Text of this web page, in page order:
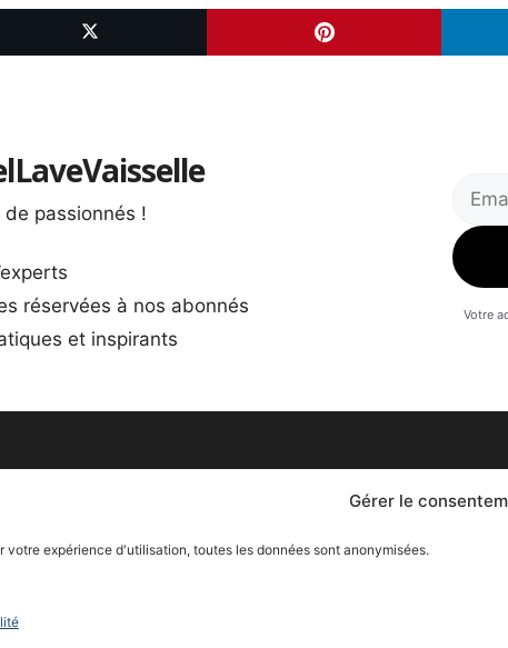
Gérer le
expérience d'utilisation, toutes les données sont anonymisées.
passionnés !
réservées à nos abonnés
et inspirants
Votre